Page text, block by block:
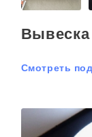
Смотреть